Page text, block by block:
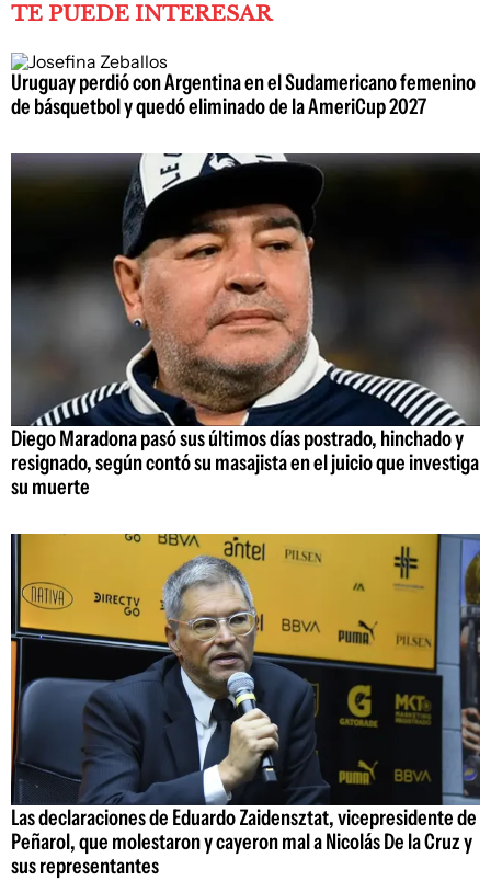
TE PUEDE INTERESAR
Uruguay perdió con Argentina en el Sudamericano femenino
de básquetbol y quedó eliminado de la AmeriCup 2027
Diego Maradona pasó sus últimos días postrado, hinchado y
resignado, según contó su masajista en el juicio que investiga
su muerte
Las declaraciones de Eduardo Zaidensztat, vicepresidente de
Peñarol, que molestaron y cayeron mal a Nicolás De la Cruz y
sus representantes